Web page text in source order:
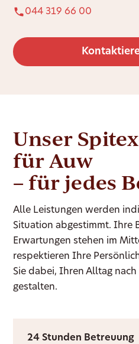
044 319 66 00
Unser
für Auw
– für jedes
Alle Leistungen werden
Situation abgestimmt. Ihre
Erwartungen stehen im
respektieren Ihre
Sie dabei, Ihren Alltag
gestalten.
24 Stunden Betreuung